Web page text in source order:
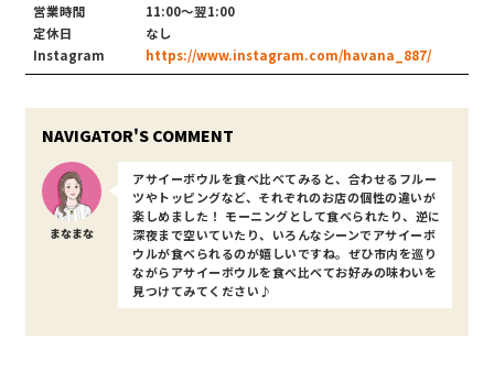
営業時間
11:00～翌1:00
定休日
なし
Instagram
https://www.instagram.com/havana_887/
まなまな
アサイーボウルを食べ比べてみると、合わせるフルー
ツやトッピングなど、それぞれのお店の個性の違いが
楽しめました！ モーニングとして食べられたり、逆に
深夜まで空いていたり、いろんなシーンでアサイーボ
ウルが食べられるのが嬉しいですね。ぜひ市内を巡り
ながらアサイーボウルを食べ比べてお好みの味わいを
見つけてみてください♪